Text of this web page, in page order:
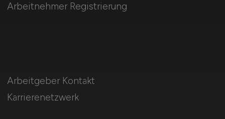
Arbeitnehmer Registrierung
Arbeitgeber Kontakt
Karrierenetzwerk